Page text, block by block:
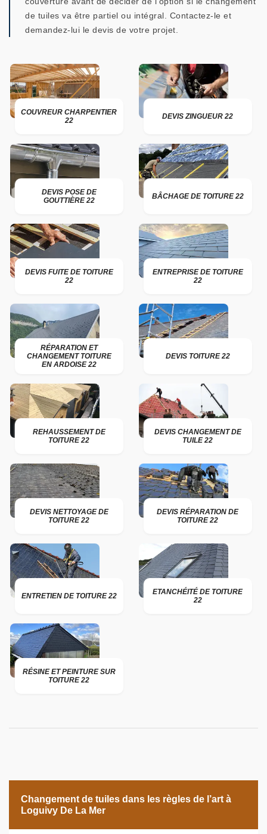
de tuiles va être partiel ou intégral. Contactez-le et
demandez-lui le devis de votre projet.
COUVREUR CHARPENTIER
22
DEVIS ZINGUEUR 22
DEVIS POSE DE
GOUTTIÈRE 22
BÂCHAGE DE TOITURE 22
DEVIS FUITE DE TOITURE
22
ENTREPRISE DE TOITURE
22
RÉPARATION ET
CHANGEMENT TOITURE
EN ARDOISE 22
DEVIS TOITURE 22
REHAUSSEMENT DE
TOITURE 22
DEVIS CHANGEMENT DE
TUILE 22
DEVIS NETTOYAGE DE
TOITURE 22
DEVIS RÉPARATION DE
TOITURE 22
ENTRETIEN DE TOITURE 22
ETANCHÉITÉ DE TOITURE
22
RÉSINE ET PEINTURE SUR
TOITURE 22
Changement de tuiles dans les règles de l’art à
Loguivy De La Mer